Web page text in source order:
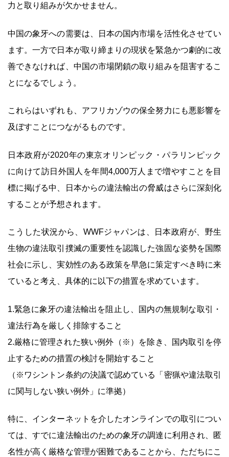
力と取り組みが欠かせません。
中国の象牙への需要は、日本の国内市場を活性化させてい
ます。一方で日本が取り締まりの現状を緊急かつ劇的に改
善できなければ、中国の市場閉鎖の取り組みを阻害するこ
とになるでしょう。
これらはいずれも、アフリカゾウの保全努力にも悪影響を
及ぼすことにつながるものです。
日本政府が2020年の東京オリンピック・パラリンピック
に向けて訪日外国人を年間4,000万人まで増やすことを目
標に掲げる中、日本からの違法輸出の脅威はさらに深刻化
することが予想されます。
こうした状況から、WWFジャパンは、日本政府が、野生
生物の違法取引撲滅の重要性を認識した強固な姿勢を国際
社会に示し、実効性のある政策を早急に策定すべき時に来
ていると考え、具体的に以下の措置を求めています。
1.緊急に象牙の違法輸出を阻止し、国内の無規制な取引・
違法行為を厳しく排除すること
2.厳格に管理された狭い例外（※）を除き、国内取引を停
止するための措置の検討を開始すること
（※ワシントン条約の決議で認めている「密猟や違法取引
に関与しない狭い例外」に準拠）
特に、インターネットを介したオンラインでの取引につい
ては、すでに違法輸出のための象牙の調達に利用され、匿
名性が高く厳格な管理が困難であることから、ただちにこ